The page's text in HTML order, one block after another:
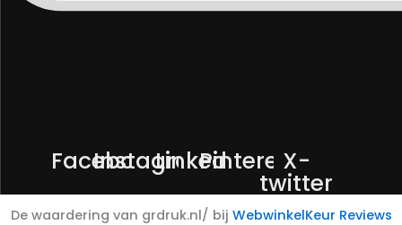
Facebook
Instagram
Linkedin
PinterestX-
twitter
De waardering van grdruk.nl/ bij WebwinkelKeur Reviews